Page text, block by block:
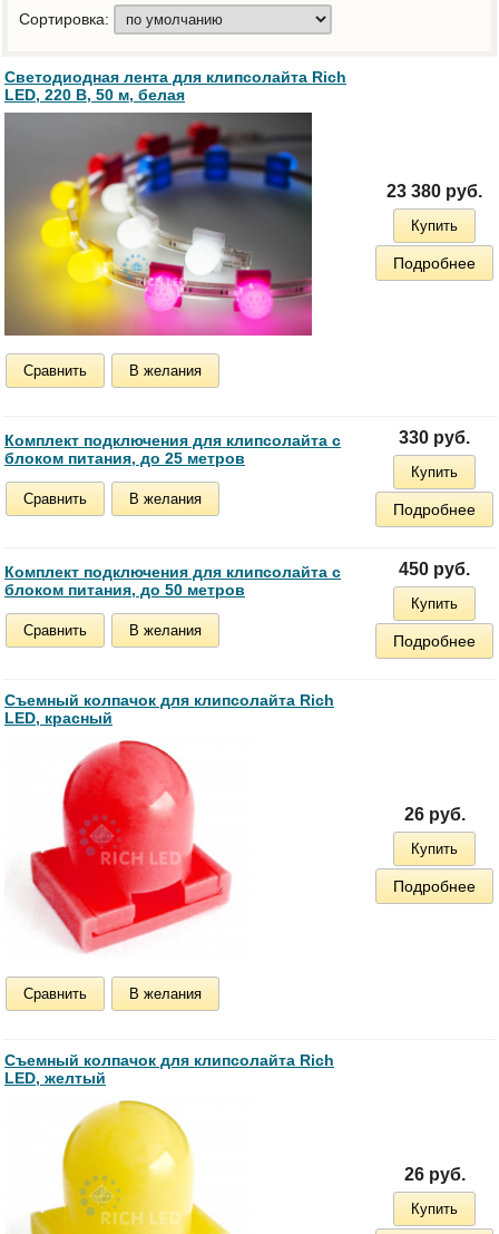
Сортировка:
Светодиодная лента для клипсолайта Rich
LED, 220 В, 50 м, белая
Сравнить В желания
23 380 руб.
Купить
Подробнее
Комплект подключения для клипсолайта с
блоком питания, до 25 метров
Сравнить В желания
330 руб.
Купить
Подробнее
Комплект подключения для клипсолайта с
блоком питания, до 50 метров
Сравнить В желания
450 руб.
Купить
Подробнее
Съемный колпачок для клипсолайта Rich
LED, красный
Сравнить В желания
26 руб.
Купить
Подробнее
Съемный колпачок для клипсолайта Rich
LED, желтый
26 руб.
Купить